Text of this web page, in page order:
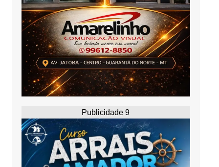
Publicidade 9